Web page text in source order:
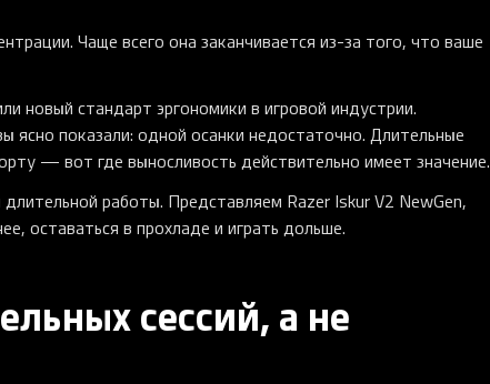
Чаще всего она заканчивается из-за того, что ваше
новый стандарт эргономики в игровой индустрии.
ясно показали: одной осанки недостаточно. Длительные
— вот где выносливость действительно имеет значение.
работы. Представляем Razer Iskur V2 NewGen,
оставаться в прохладе и играть дольше.
сессий, а не